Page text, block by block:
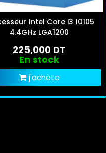
Intel Core i3 10105
4.4GHz LGA1200
225,000 DT
En stock
j'achète